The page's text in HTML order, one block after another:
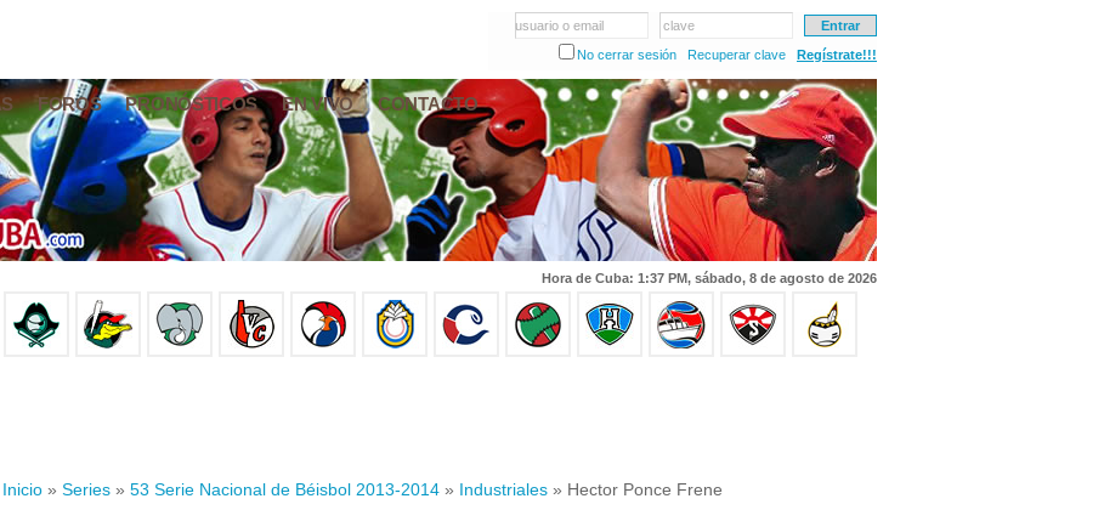
usuario o email
clave
No cerrar sesión
Recuperar clave Regístrate!!!
FOROS PRONÓSTICOS EN VIVO CONTACTO
Hora de Cuba: 1:37 PM, sábado, 8 de agosto de 2026
Inicio » Series » 53 Serie Nacional de Béisbol 2013-2014 » Industriales » Hector Ponce Frene